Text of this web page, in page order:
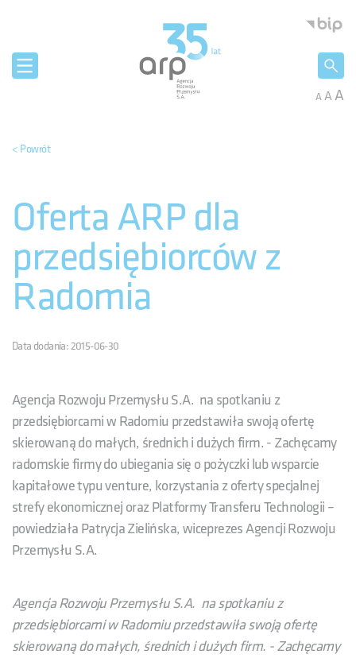
AAA
< Powrót
Oferta ARP dla
przedsiębiorców z
Radomia
Data dodania: 2015-06-30
Agencja Rozwoju Przemysłu S.A. na spotkaniu z
przedsiębiorcami w Radomiu przedstawiła swoją ofertę
skierowaną do małych, średnich i dużych firm. - Zachęcamy
radomskie firmy do ubiegania się o pożyczki lub wsparcie
kapitałowe typu venture, korzystania z oferty specjalnej
strefy ekonomicznej oraz Platformy Transferu Technologii –
powiedziała Patrycja Zielińska, wiceprezes Agencji Rozwoju
Przemysłu S.A.
Agencja Rozwoju Przemysłu S.A. na spotkaniu z
przedsiębiorcami w Radomiu przedstawiła swoją ofertę
skierowaną do małych, średnich i dużych firm. - Zachęcamy